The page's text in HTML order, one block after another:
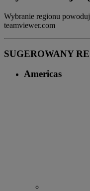
Wybranie regionu
teamviewer.com
SUGEROWANY
Americas